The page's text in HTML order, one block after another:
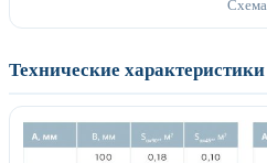
Схема
Технические характеристики